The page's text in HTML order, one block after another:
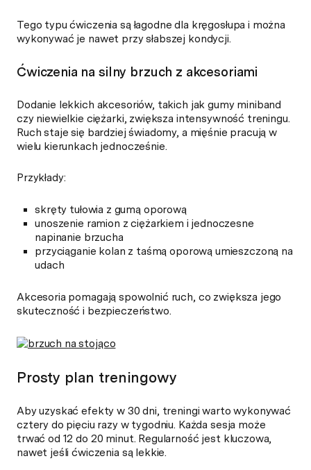
Tego typu ćwiczenia są łagodne dla kręgosłupa i można
wykonywać je nawet przy słabszej kondycji.
Ćwiczenia na silny brzuch z akcesoriami
Dodanie lekkich akcesoriów, takich jak gumy miniband
czy niewielkie ciężarki, zwiększa intensywność treningu.
Ruch staje się bardziej świadomy, a mięśnie pracują w
wielu kierunkach jednocześnie.
Przykłady:
skręty tułowia z gumą oporową
unoszenie ramion z ciężarkiem i jednoczesne
napinanie brzucha
przyciąganie kolan z taśmą oporową umieszczoną na
udach
Akcesoria pomagają spowolnić ruch, co zwiększa jego
skuteczność i bezpieczeństwo.
Prosty plan treningowy
Aby uzyskać efekty w 30 dni, treningi warto wykonywać
cztery do pięciu razy w tygodniu. Każda sesja może
trwać od 12 do 20 minut. Regularność jest kluczowa,
nawet jeśli ćwiczenia są lekkie.